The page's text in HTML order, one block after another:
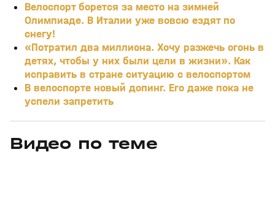
Велоспорт борется за место на зимней
Олимпиаде. В Италии уже вовсю ездят по
снегу!
«Потратил два миллиона. Хочу разжечь огонь в
детях, чтобы у них были цели в жизни». Как
исправить в стране ситуацию с велоспортом
В велоспорте новый допинг. Его даже пока не
успели запретить
Видео по теме
01 авг, 20:41